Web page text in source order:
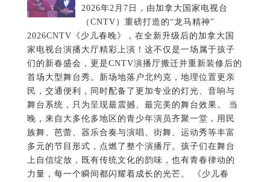
2026年2月7日，由加拿大国家电视台
（CNTV）重磅打造的“龙马精神”
2026CNTV《少儿春晚》，在全新升级后的加拿大国
家电视台演播大厅精彩上演！这不仅是一场属于孩子
们的新春盛会，更是CNTV演播厅搬迁并重新装修后的
首场大型舞台秀。新场地落户北约克，地理位置更亲
民，交通便利，同时配备了更加专业的灯光、音响与
舞台系统，只为呈现最震撼、最完美的舞台效果。 当
晚，来自大多伦多地区的青少年演员齐聚一堂，用民
族舞、芭蕾、器乐合奏与演唱、街舞、运动秀等丰富
多元的节目形式，点燃了整个演播厅。孩子们在舞台
上自信绽放，既有传统文化的韵味，也有青春律动的
力量，每一个瞬间都闪耀着成长的光芒。 《少儿春